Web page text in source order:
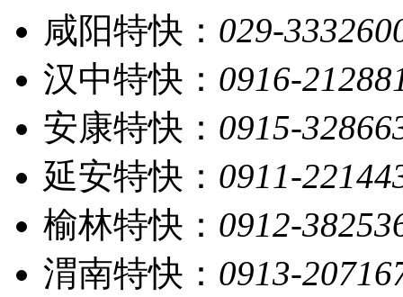
咸阳特快： 029-
汉中特快： 0916-
安康特快： 0915-
延安特快： 0911-
榆林特快： 0912-
渭南特快： 0913-